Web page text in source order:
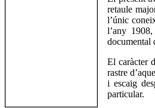
retaule
l’únic
l’any
documental
El caràcter
rastre
i escaig
particular.